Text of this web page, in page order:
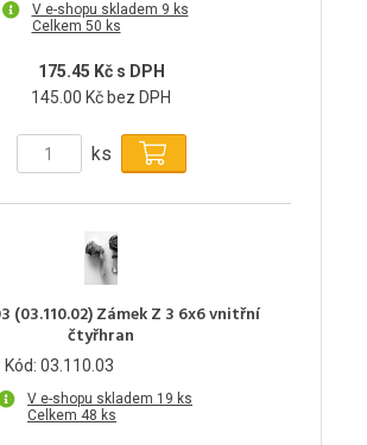
V e-shopu skladem 9 ks
Celkem 50 ks
175.45 Kč s DPH
145.00 Kč bez DPH
ks
(03.110.02) Zámek Z 3 6x6 vnitřní
čtyřhran
Kód: 03.110.03
V e-shopu skladem 19 ks
Celkem 48 ks